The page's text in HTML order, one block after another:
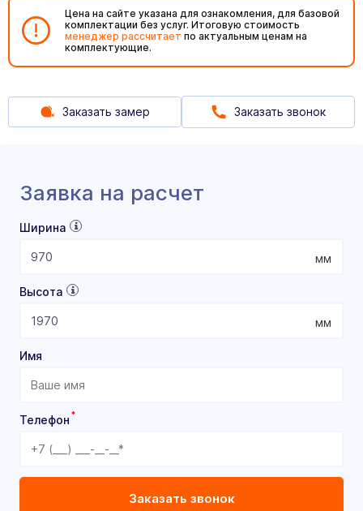
Цена на сайте указана для ознакомления, для базовой
комплектации без услуг. Итоговую стоимость
менеджер рассчитает по актуальным ценам на
комплектующие.
Заказать замер Заказать звонок
Заявка на расчет
Ширина
мм
Высота
мм
Имя
Телефон *